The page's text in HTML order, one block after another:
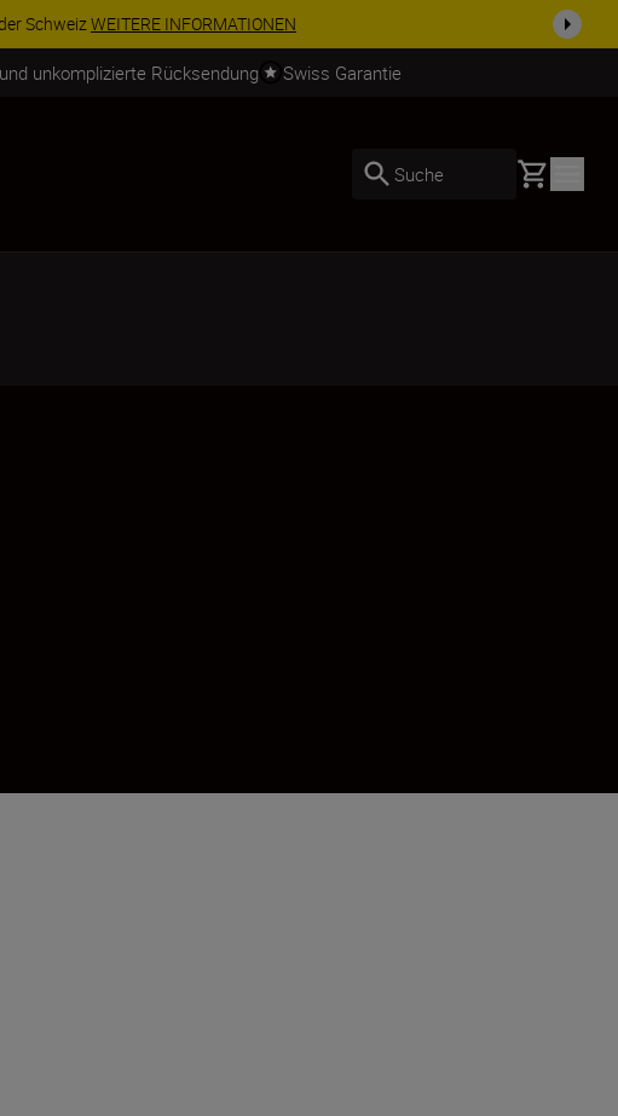
Sie Ihre Ausrüstu...Jetzt einkaufen
unkomplizierte Rücksendung Swiss Garantie
Suche Basket